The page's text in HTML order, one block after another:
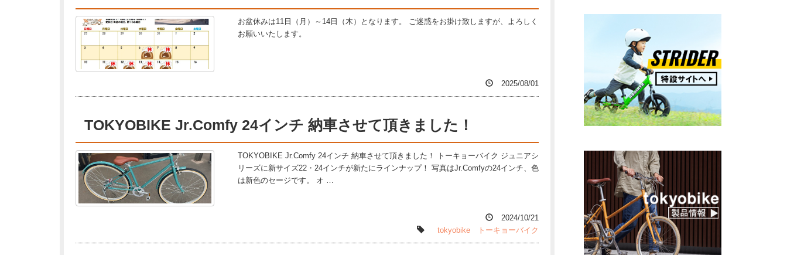
お盆休みは11日（月）～14日（木）となります。 ご迷惑をお掛け致しますが、よろしく
お願いいたします。
2025/08/01
TOKYOBIKE Jr.Comfy 24インチ 納車させて頂きました！
TOKYOBIKE Jr.Comfy 24インチ 納車させて頂きました！ トーキョーバイク ジュニアシ
リーズに新サイズ22・24インチが新たにラインナップ！ 写真はJr.Comfyの24インチ、色
は新色のセージです。 オ …
2024/10/21
tokyobike
トーキョーバイク